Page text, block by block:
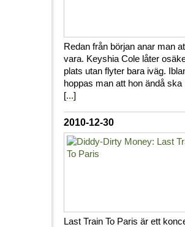
Redan från början anar man
vara. Keyshia Cole låter
plats utan flyter bara iväg.
hoppas man att hon ändå
[...]
2010-12-30
Last Train To Paris är ett